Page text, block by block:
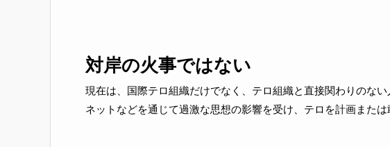
対岸の火事ではない
現在は、国際テロ組織だけでなく、テロ組織と直接関わりのな
ネットなどを通じて過激な思想の影響を受け、テロを計画また